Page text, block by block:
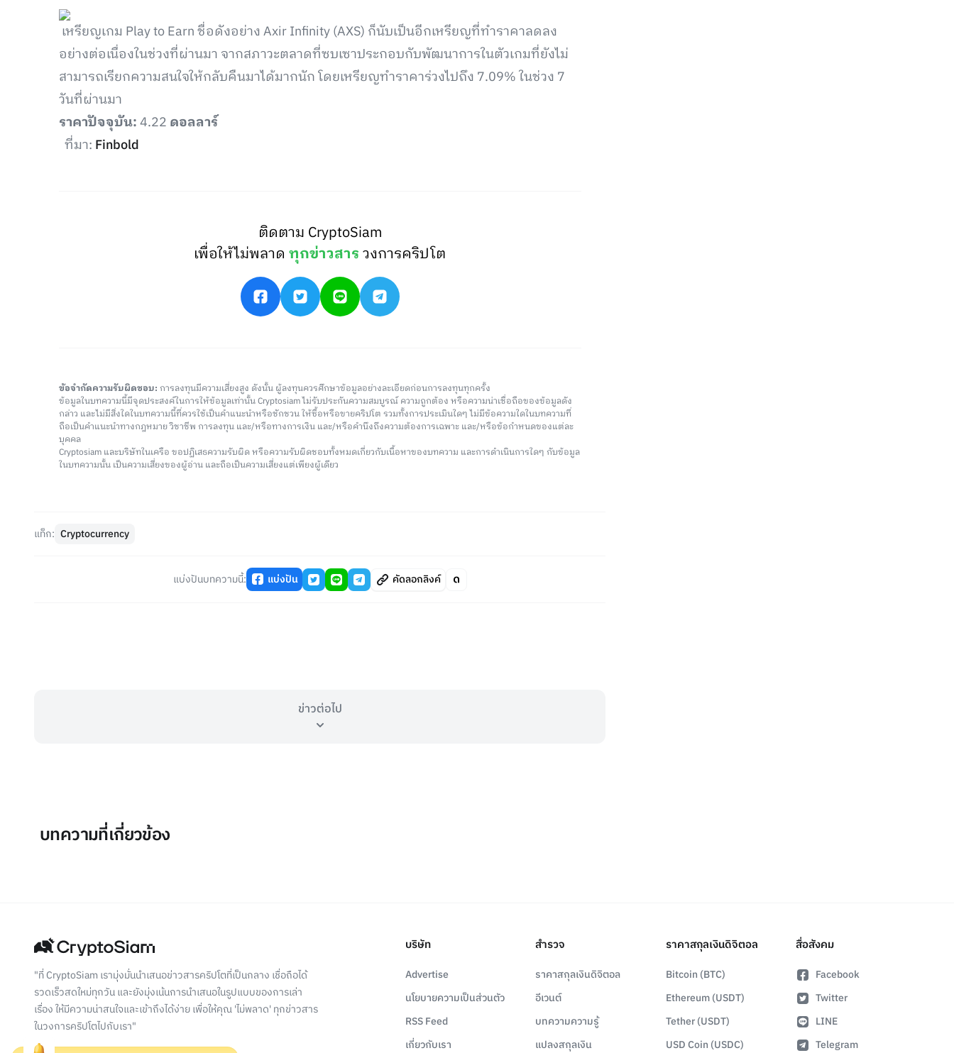
เหรียญเกม Play to Earn ชื่อดังอย่าง Axir Infinity (AXS) ก็นับเป็นอีกเหรียญที่ทำราคาลดลง
อย่างต่อเนื่องในช่วงที่ผ่านมา จากสภาวะตลาดที่ซบเซาประกอบกับพัฒนาการในตัวเกมที่ยังไม่
สามารถเรียกความสนใจให้กลับคืนมาได้มากนัก โดยเหรียญทำราคาร่วงไปถึง 7.09% ในช่วง 7
วันที่ผ่านมา
ราคาปัจจุบัน:4.22 ดอลลาร์
ที่มา: Finbold
ติดตาม CryptoSiam
เพื่อให้ไม่พลาดทุกข่าวสารวงการคริปโต
ข้อจำกัดความรับผิดชอบ: การลงทุนมีความเสี่ยงสูง ดังนั้น ผู้ลงทุนควรศึกษาข้อมูลอย่างละเอียดก่อนการลงทุนทุกครั้ง
ข้อมูลในบทความนี้มีจุดประสงค์ในการให้ข้อมูลเท่านั้น Cryptosiam ไม่รับประกันความสมบูรณ์ ความถูกต้อง หรือความน่าเชื่อถือของข้อมูลดัง
กล่าว และไม่มีสิ่งใดในบทความนี้ที่ควรใช้เป็นคำแนะนำหรือชักชวน ให้ซื้อหรือขายคริปโต รวมทั้งการประเมินใดๆ ไม่มีข้อความใดในบทความที่
ถือเป็นคำแนะนำทางกฎหมาย วิชาชีพ การลงทุน และ/หรือทางการเงิน และ/หรือคำนึงถึงความต้องการเฉพาะ และ/หรือข้อกำหนดของแต่ละ
บุคคล
Cryptosiam และบริษัทในเครือ ขอปฏิเสธความรับผิด หรือความรับผิดชอบทั้งหมดเกี่ยวกับเนื้อหาของบทความ และการดำเนินการใดๆ กับข้อมูล
ในบทความนั้น เป็นความเสี่ยงของผู้อ่าน และถือเป็นความเสี่ยงแต่เพียงผู้เดียว
แท็ก: Cryptocurrency
แบ่งปันบทความนี้: แบ่งปัน คัดลอกลิงค์
ข่าวต่อไป
บทความที่เกี่ยวข้อง
"ที่ CryptoSiam เรามุ่งมั่นนำเสนอข่าวสารคริปโตที่เป็นกลาง เชื่อถือได้
รวดเร็วสดใหม่ทุกวัน และยังมุ่งเน้นการนำเสนอในรูปแบบของการเล่า
เรื่อง ให้มีความน่าสนใจและเข้าถึงได้ง่าย เพื่อให้คุณ 'ไม่พลาด' ทุกข่าวสาร
ในวงการคริปโตไปกับเรา"
บริษัท
Advertise
นโยบายความเป็นส่วนตัว
RSS Feed
เกี่ยวกับเรา
สำรวจ
ราคาสกุลเงินดิจิตอล
อีเวนต์
บทความความรู้
แปลงสกุลเงิน
ราคาสกุลเงินดิจิตอล
Bitcoin (BTC)
Ethereum (USDT)
Tether (USDT)
USD Coin (USDC)
สื่อสังคม
Facebook
Twitter
LINE
Telegram